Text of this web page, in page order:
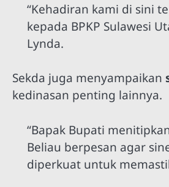
“Kehadiran kami di sini
kepada BPKP Sulawesi
Lynda.
Sekda juga menyampaikan
kedinasan penting lainnya.
“Bapak Bupati
Beliau berpesan agar
diperkuat untuk